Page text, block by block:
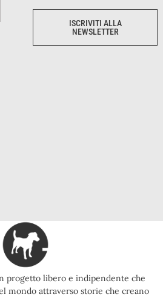
ISCRIVITI ALLA
NEWSLETTER
progetto libero e indipendente che
mondo attraverso storie che creano